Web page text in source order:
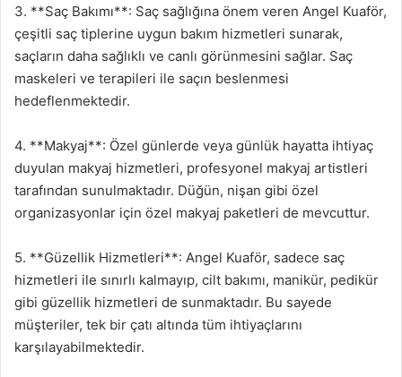
3. **Saç Bakımı**: Saç sağlığına önem veren Angel Kuaför,
çeşitli saç tiplerine uygun bakım hizmetleri sunarak,
saçların daha sağlıklı ve canlı görünmesini sağlar. Saç
maskeleri ve terapileri ile saçın beslenmesi
hedeflenmektedir.
4. **Makyaj**: Özel günlerde veya günlük hayatta ihtiyaç
duyulan makyaj hizmetleri, profesyonel makyaj artistleri
tarafından sunulmaktadır. Düğün, nişan gibi özel
organizasyonlar için özel makyaj paketleri de mevcuttur.
5. **Güzellik Hizmetleri**: Angel Kuaför, sadece saç
hizmetleri ile sınırlı kalmayıp, cilt bakımı, manikür, pedikür
gibi güzellik hizmetleri de sunmaktadır. Bu sayede
müşteriler, tek bir çatı altında tüm ihtiyaçlarını
karşılayabilmektedir.